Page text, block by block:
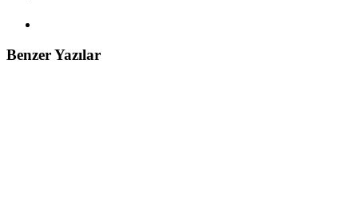
Benzer Yazılar